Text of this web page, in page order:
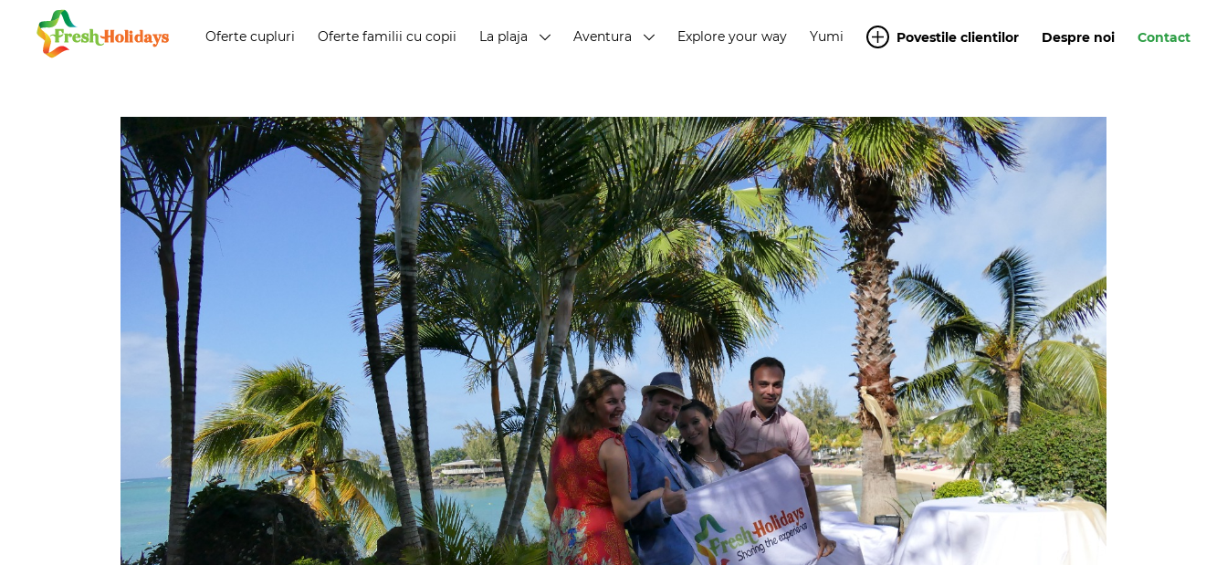
Oferte cupluri Oferte familii cu copii La plaja Aventura Explore your way Yumi Povestile clientilor Despre noi Contact